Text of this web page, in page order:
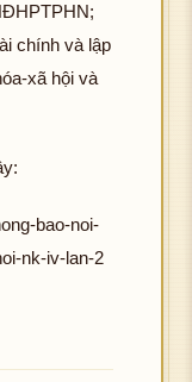
chính và lập
xã hội và
bao-noi-
nk-iv-lan-2